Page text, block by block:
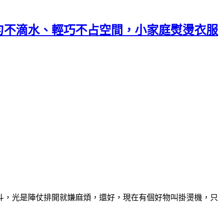
滴水、輕巧不占空間，小家庭熨燙衣服
光是陣仗排開就嫌麻煩，還好，現在有個好物叫掛燙機，只